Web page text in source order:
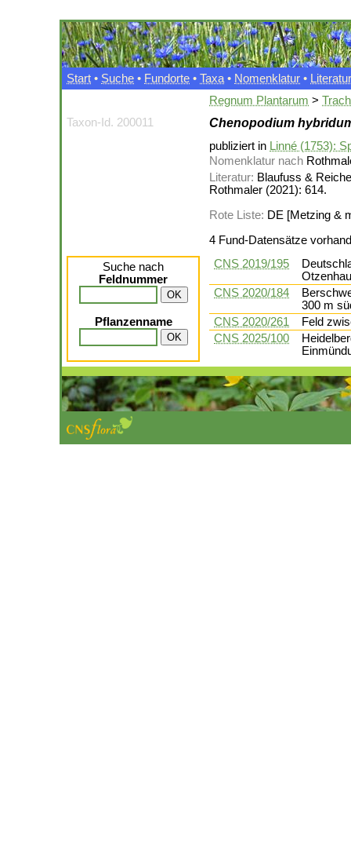
Start • Suche • Fundorte • Taxa • Nomenklatur • Literatur
Regnum Plantarum >
Taxon-Id. 200011
Chenopodium
publiziert in Linné (1753):
Nomenklatur nach
Literatur: Blaufuss &
Rothmaler (2021): 614.
Rote Liste: DE [Metzing &
4 Fund-Datensätze
Suche nach
Feldnummer
Pflanzenname
CNS 2019/195
CNS 2020/184
300 m
CNS 2020/261
Feld
CNS 2025/100